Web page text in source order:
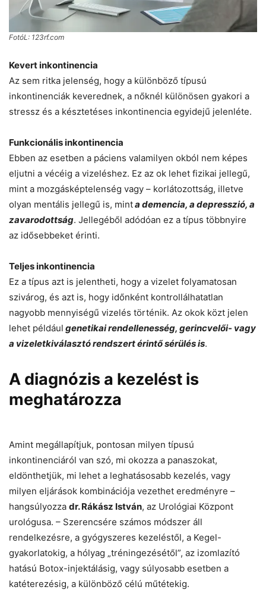
FotóL: 123rf.com
Kevert inkontinencia
Az sem ritka jelenség, hogy a különböző típusú
inkontinenciák keverednek, a nőknél különösen gyakori a
stressz és a késztetéses inkontinencia egyidejű jelenléte.
Funkcionális inkontinencia
Ebben az esetben a páciens valamilyen okból nem képes
eljutni a vécéig a vizeléshez. Ez az ok lehet fizikai jellegű,
mint a mozgásképtelenség vagy – korlátozottság, illetve
olyan mentális jellegű is, minta demencia, a depresszió, a
zavarodottság. Jellegéből adódóan ez a típus többnyire
az idősebbeket érinti.
Teljes inkontinencia
Ez a típus azt is jelentheti, hogy a vizelet folyamatosan
szivárog, és azt is, hogy időnként kontrollálhatatlan
nagyobb mennyiségű vizelés történik. Az okok közt jelen
lehet például genetikai rendellenesség, gerincvelői- vagy
a vizeletkiválasztó rendszert érintő sérülés is.
A diagnózis a kezelést is
meghatározza
Amint megállapítjuk, pontosan milyen típusú
inkontinenciáról van szó, mi okozza a panaszokat,
eldönthetjük, mi lehet a leghatásosabb kezelés, vagy
milyen eljárások kombinációja vezethet eredményre –
hangsúlyozza dr. Rákász István, az Urológiai Központ
urológusa. – Szerencsére számos módszer áll
rendelkezésre, a gyógyszeres kezeléstől, a Kegel-
gyakorlatokig, a hólyag „tréningezésétől”, az izomlazító
hatású Botox-injektálásig, vagy súlyosabb esetben a
katéterezésig, a különböző célú műtétekig.